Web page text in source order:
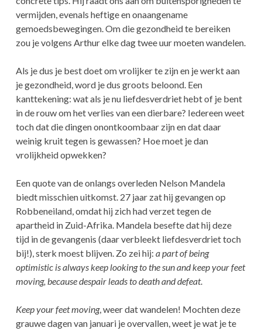
vermijden, evenals heftige en onaangename
gemoedsbewegingen. Om die gezondheid te bereiken
zou je volgens Arthur elke dag twee uur moeten wandelen.
Als je dus je best doet om vrolijker te zijn en je werkt aan
je gezondheid, word je dus groots beloond. Een
kanttekening: wat als je nu liefdesverdriet hebt of je bent
in de rouw om het verlies van een dierbare? Iedereen weet
toch dat die dingen onontkoombaar zijn en dat daar
weinig kruit tegen is gewassen? Hoe moet je dan
vrolijkheid opwekken?
Een quote van de onlangs overleden Nelson Mandela
biedt misschien uitkomst. 27 jaar zat hij gevangen op
Robbeneiland, omdat hij zich had verzet tegen de
apartheid in Zuid-Afrika. Mandela besefte dat hij deze
tijd in de gevangenis (daar verbleekt liefdesverdriet toch
bij!), sterk moest blijven. Zo zei hij: a part of being
optimistic is always keep looking to the sun and keep your feet
moving, because despair leads to death and defeat.
Keep your feet moving, weer dat wandelen! Mochten deze
grauwe dagen van januari je overvallen, weet je wat je te